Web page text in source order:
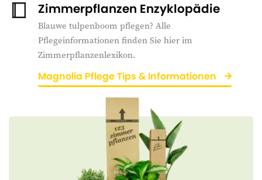
Zimmerpflanzen Enzyklopädie
Blauwe tulpenboom pflegen? Alle
Pflegeinformationen finden Sie hier im
Zimmerpflanzenlexikon.
Magnolia Pflege Tips & Informationen